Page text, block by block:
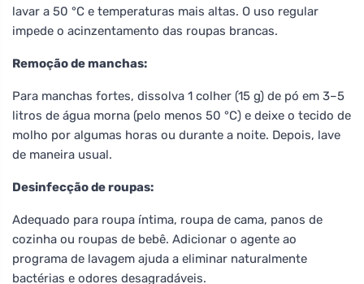
lavar a 50 °C e temperaturas mais altas. O uso regular
impede o acinzentamento das roupas brancas.
Remoção de manchas:
Para manchas fortes, dissolva 1 colher (15 g) de pó em 3–5
litros de água morna (pelo menos 50 °C) e deixe o tecido de
molho por algumas horas ou durante a noite. Depois, lave
de maneira usual.
Desinfecção de roupas:
Adequado para roupa íntima, roupa de cama, panos de
cozinha ou roupas de bebê. Adicionar o agente ao
programa de lavagem ajuda a eliminar naturalmente
bactérias e odores desagradáveis.